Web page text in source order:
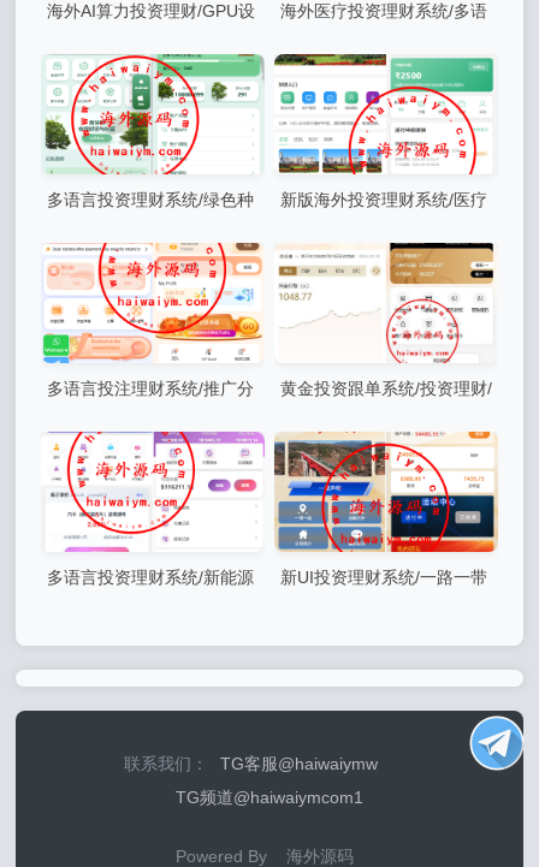
海外AI算力投资理财/GPU设
备投资返利/多级分销
海外医疗投资理财系统/多语
言投资/余额宝/推广分销
多语言投资理财系统/绿色种
树/签到/任务/转盘/分销
新版海外投资理财系统/医疗
项目基金投资/贷款/余额宝
多语言投注理财系统/推广分
销/营销裂变/前端VUE
黄金投资跟单系统/投资理财/
推广分销/聊天室
多语言投资理财系统/新能源
新UI投资理财系统/一路一带
联系我们：
TG客服@haiwaiymw
TG频道@haiwaiymcom1
Powered By 海外源码